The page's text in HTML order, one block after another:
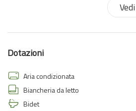
Dotazioni
Aria condizionata
Biancheria da letto
Bidet